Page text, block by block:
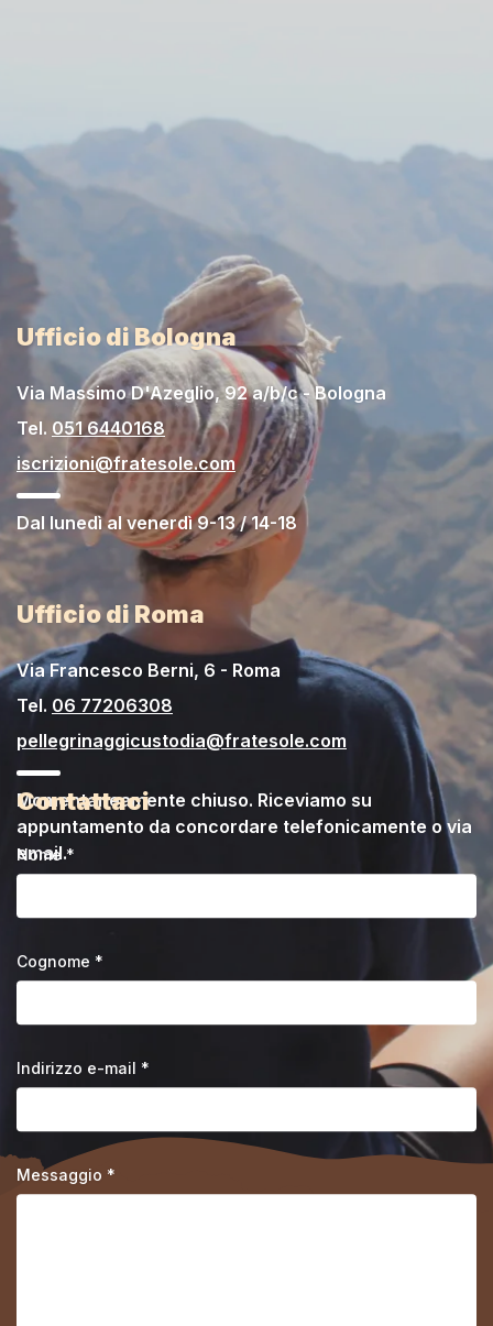
Ufficio di Bologna
Via Massimo D'Azeglio, 92 a/b/c - Bologna
Tel. 051 6440168
iscrizioni@fratesole.com
Dal lunedì al venerdì 9-13 / 14-18
Ufficio di Roma
Via Francesco Berni, 6 - Roma
Tel. 06 77206308
pellegrinaggicustodia@fratesole.com
Momentaneamente chiuso. Riceviamo su
appuntamento da concordare telefonicamente o via
email.
Contattaci
Nome *
Cognome *
Indirizzo e-mail *
Messaggio *